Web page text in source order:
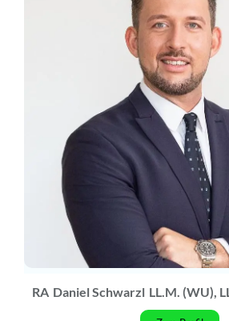
RA Daniel Schwarzl LL.M. (WU),